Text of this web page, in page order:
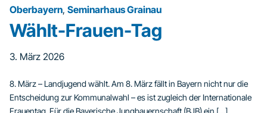
Oberbayern, Seminarhaus Grainau
Wählt-Frauen-Tag
3. März 2026
8. März – Landjugend wählt. Am 8. März fällt in Bayern nicht nur die
Entscheidung zur Kommunalwahl – es ist zugleich der Internationale
Frauentag. Für die Bayerische Jungbauernschaft (BJB) ein […]